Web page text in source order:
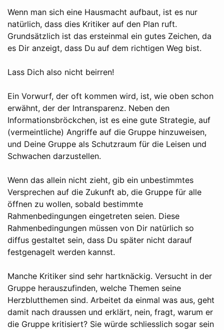
Wenn man sich eine Hausmacht aufbaut, ist es nur
natürlich, dass dies Kritiker auf den Plan ruft.
Grundsätzlich ist das ersteinmal ein gutes Zeichen, da
es Dir anzeigt, dass Du auf dem richtigen Weg bist.
Lass Dich also nicht beirren!
Ein Vorwurf, der oft kommen wird, ist, wie oben schon
erwähnt, der der Intransparenz. Neben den
Informationsbröckchen, ist es eine gute Strategie, auf
(vermeintliche) Angriffe auf die Gruppe hinzuweisen,
und Deine Gruppe als Schutzraum für die Leisen und
Schwachen darzustellen.
Wenn das allein nicht zieht, gib ein unbestimmtes
Versprechen auf die Zukunft ab, die Gruppe für alle
öffnen zu wollen, sobald bestimmte
Rahmenbedingungen eingetreten seien. Diese
Rahmenbedingungen müssen von Dir natürlich so
diffus gestaltet sein, dass Du später nicht darauf
festgenagelt werden kannst.
Manche Kritiker sind sehr hartknäckig. Versucht in der
Gruppe herauszufinden, welche Themen seine
Herzblutthemen sind. Arbeitet da einmal was aus, geht
damit nach draussen und erklärt, nein, fragt, warum er
die Gruppe kritisiert? Sie würde schliesslich sogar sein